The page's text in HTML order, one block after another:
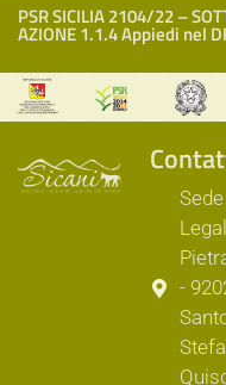
PSR SICILIA 2104/22 –
AZIONE 1.1.4 Appiedi nel
Sede
-